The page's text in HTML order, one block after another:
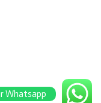
Whatsapp